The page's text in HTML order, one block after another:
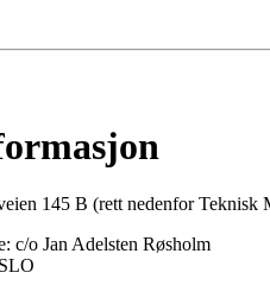
145 B (rett nedenfor Teknisk
c/o Jan Adelsten Røsholm